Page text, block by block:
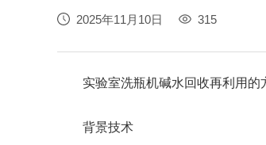
2025年11月10日 315
实验室洗瓶机碱水回收再利用的方
背景技术